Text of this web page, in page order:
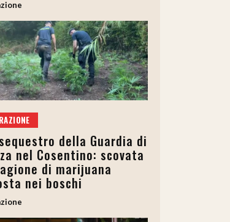
della Guardia di
nel Cosentino: scovata
di marijuana
nei boschi